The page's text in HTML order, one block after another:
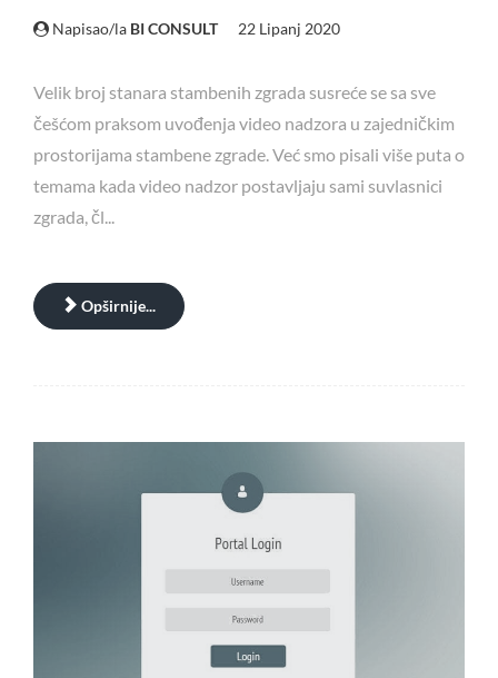
Napisao/la BI CONSULT 22 Lipanj 2020
Velik broj stanara stambenih zgrada susreće se sa sve
češćom praksom uvođenja video nadzora u zajedničkim
prostorijama stambene zgrade. Već smo pisali više puta o
temama kada video nadzor postavljaju sami suvlasnici
zgrada, čl...
Opširnije...